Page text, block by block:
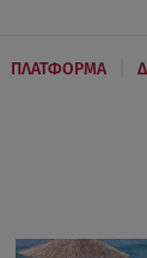
ΠΛΑΤΦΟΡΜΑ